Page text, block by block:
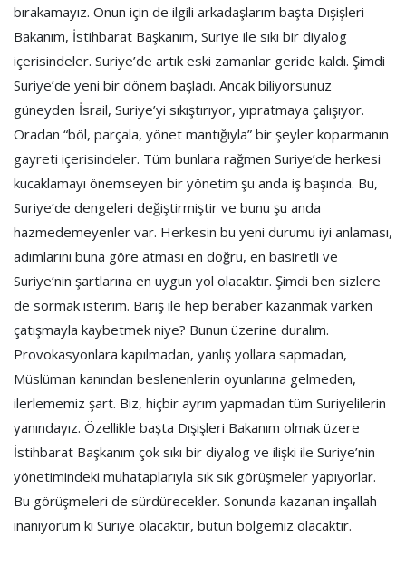
bırakamayız. Onun için de ilgili arkadaşlarım başta Dışişleri
Bakanım, İstihbarat Başkanım, Suriye ile sıkı bir diyalog
içerisindeler. Suriye’de artık eski zamanlar geride kaldı. Şimdi
Suriye’de yeni bir dönem başladı. Ancak biliyorsunuz
güneyden İsrail, Suriye’yi sıkıştırıyor, yıpratmaya çalışıyor.
Oradan “böl, parçala, yönet mantığıyla” bir şeyler koparmanın
gayreti içerisindeler. Tüm bunlara rağmen Suriye’de herkesi
kucaklamayı önemseyen bir yönetim şu anda iş başında. Bu,
Suriye’de dengeleri değiştirmiştir ve bunu şu anda
hazmedemeyenler var. Herkesin bu yeni durumu iyi anlaması,
adımlarını buna göre atması en doğru, en basiretli ve
Suriye’nin şartlarına en uygun yol olacaktır. Şimdi ben sizlere
de sormak isterim. Barış ile hep beraber kazanmak varken
çatışmayla kaybetmek niye? Bunun üzerine duralım.
Provokasyonlara kapılmadan, yanlış yollara sapmadan,
Müslüman kanından beslenenlerin oyunlarına gelmeden,
ilerlememiz şart. Biz, hiçbir ayrım yapmadan tüm Suriyelilerin
yanındayız. Özellikle başta Dışişleri Bakanım olmak üzere
İstihbarat Başkanım çok sıkı bir diyalog ve ilişki ile Suriye’nin
yönetimindeki muhataplarıyla sık sık görüşmeler yapıyorlar.
Bu görüşmeleri de sürdürecekler. Sonunda kazanan inşallah
inanıyorum ki Suriye olacaktır, bütün bölgemiz olacaktır.